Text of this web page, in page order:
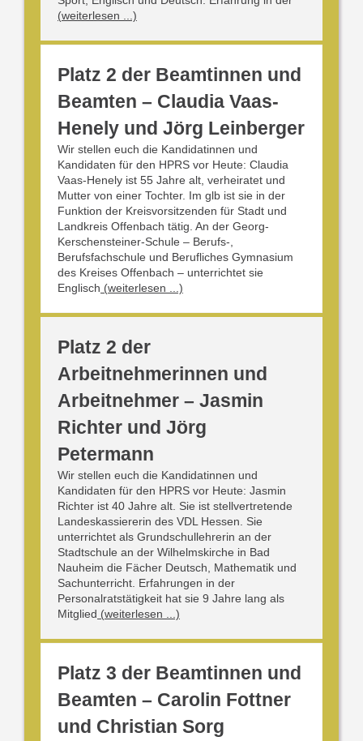
(weiterlesen ...)
Platz 2 der Beamtinnen und
Beamten – Claudia Vaas-
Henely und Jörg Leinberger
Wir stellen euch die Kandidatinnen und
Kandidaten für den HPRS vor Heute: Claudia
Vaas-Henely ist 55 Jahre alt, verheiratet und
Mutter von einer Tochter. Im glb ist sie in der
Funktion der Kreisvorsitzenden für Stadt und
Landkreis Offenbach tätig. An der Georg-
Kerschensteiner-Schule – Berufs-,
Berufsfachschule und Berufliches Gymnasium
des Kreises Offenbach – unterrichtet sie
Englisch (weiterlesen ...)
Platz 2 der
Arbeitnehmerinnen und
Arbeitnehmer – Jasmin
Richter und Jörg
Petermann
Wir stellen euch die Kandidatinnen und
Kandidaten für den HPRS vor Heute: Jasmin
Richter ist 40 Jahre alt. Sie ist stellvertretende
Landeskassiererin des VDL Hessen. Sie
unterrichtet als Grundschullehrerin an der
Stadtschule an der Wilhelmskirche in Bad
Nauheim die Fächer Deutsch, Mathematik und
Sachunterricht. Erfahrungen in der
Personalratstätigkeit hat sie 9 Jahre lang als
Mitglied (weiterlesen ...)
Platz 3 der Beamtinnen und
Beamten – Carolin Fottner
und Christian Sorg